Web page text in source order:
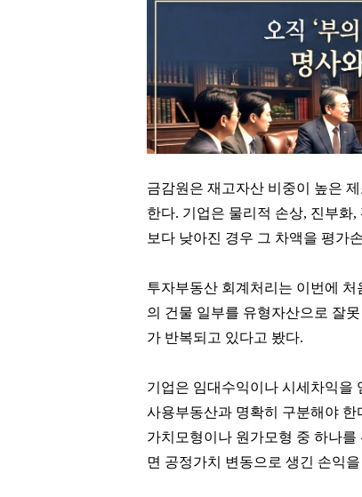
정용진
[관련 기사]
윤홍근
[관련 기사]
금감원은 재고자산 비중이 높은
한다. 기업은 물리적 손상, 진부화
보다 낮아진 경우 그 차액을 평가
투자부동산 회계처리는 이번에
의 건물 일부를 유형자산으로 잘
가 반복되고 있다고 봤다.
기업은 임대수익이나 시세차익을
사용부동산과 명확히 구분해야
가치모형이나 원가모형 중 하나
면 공정가치 변동으로 생긴 손익